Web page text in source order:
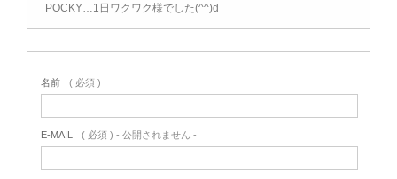
POCKY…1日ワクワク様でした(^^)d
名前 ( 必須 )
E-MAIL ( 必須 ) - 公開されません -